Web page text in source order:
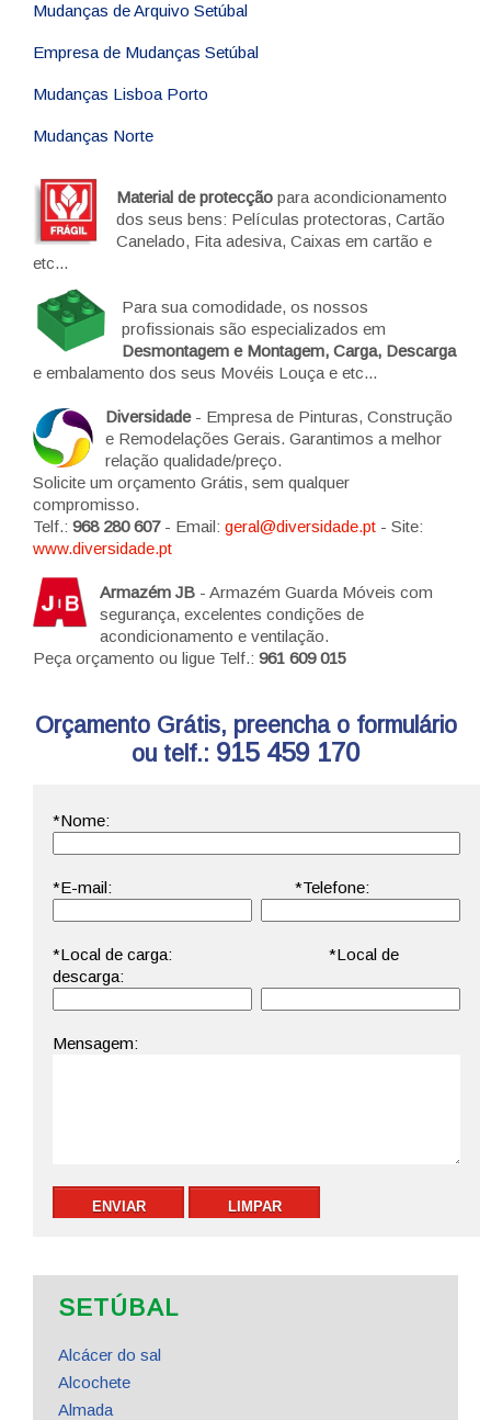
Mudanças de Arquivo Setúbal
Empresa de Mudanças Setúbal
Mudanças Lisboa Porto
Mudanças Norte
Material de protecção para acondicionamento
dos seus bens: Películas protectoras, Cartão
Canelado, Fita adesiva, Caixas em cartão e
etc...
Para sua comodidade, os nossos
profissionais são especializados em
Desmontagem e Montagem, Carga, Descarga
e embalamento dos seus Movéis Louça e etc...
Diversidade- Empresa de Pinturas, Construção
e Remodelações Gerais. Garantimos a melhor
relação qualidade/preço.
Solicite um orçamento Grátis, sem qualquer
compromisso.
Telf.: 968 280 607- Email: geral@diversidade.pt - Site:
www.diversidade.pt
Armazém JB - Armazém Guarda Móveis com
segurança, excelentes condições de
acondicionamento e ventilação.
Peça orçamento ou ligue Telf.: 961 609 015
Orçamento Grátis, preencha o formulário
ou telf.: 915 459 170
SETÚBAL
Alcácer do sal
Alcochete
Almada